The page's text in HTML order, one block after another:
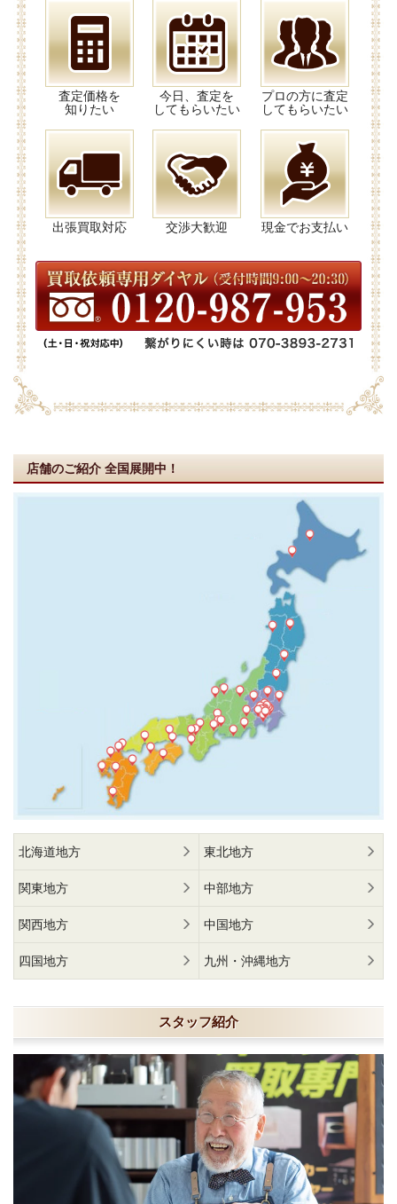
査定価格を
知りたい
今日、査定を
してもらいたい
プロの方に査定
してもらいたい
出張買取対応 交渉大歓迎 現金でお支払い
店舗のご紹介 全国展開中！
北海道地方 東北地方
関東地方 中部地方
関西地方 中国地方
四国地方 九州・沖縄地方
スタッフ紹介